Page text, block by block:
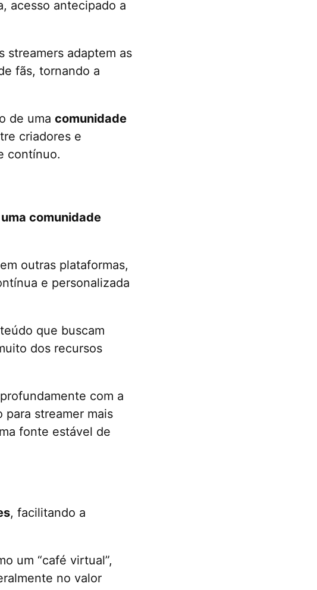
acesso antecipado a
streamers adaptem as
fãs, tornando a
de uma comunidade
criadores e
contínuo.
comunidade
outras plataformas,
e personalizada
que buscam
dos recursos
com a
para streamer mais
fonte estável de
, facilitando a
um “café virtual”,
no valor